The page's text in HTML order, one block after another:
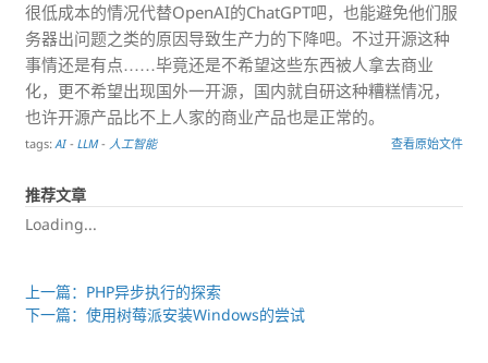
很低成本的情况代替OpenAI的ChatGPT吧，也能避免他们服
务器出问题之类的原因导致生产力的下降吧。不过开源这种
事情还是有点……毕竟还是不希望这些东西被人拿去商业
化，更不希望出现国外一开源，国内就自研这种糟糕情况，
也许开源产品比不上人家的商业产品也是正常的。
tags:AI - LLM- 人工智能 查看原始文件
推荐文章
Loading...
上一篇：PHP异步执行的探索
下一篇：使用树莓派安装Windows的尝试